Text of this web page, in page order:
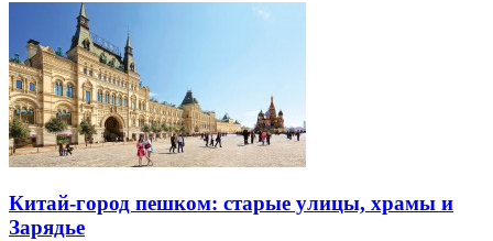
Китай-город пешком: старые улицы, храмы и
Зарядье